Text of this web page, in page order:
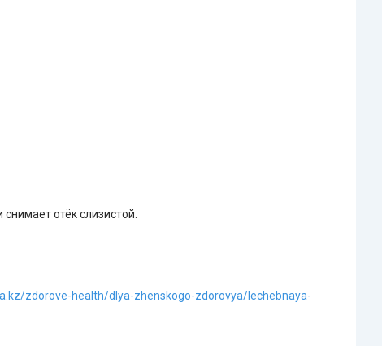
отёк слизистой.
zdorove-health/dlya-zhenskogo-zdorovya/lechebnaya-